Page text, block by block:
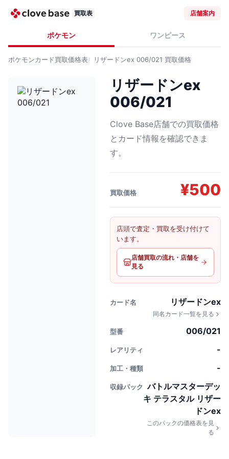
買取表 店舗案内
ポケモン ワンピース
ポケモンカード買取価格表 リザードンex 006/021 買取価格
リザードンex
006/021
Clove Base店舗での買取価格
とカード情報を確認できま
す。
買取価格 ¥500
店頭で査定・買取を受け付けて
います。
店舗買取の流れ・店舗を
見る
カード名 リザードンex
同名カード一覧を見る
型番 006/021
レアリティ -
加工・種類 -
収録パック
バトルマスターデッ
キ テラスタル リザー
ドンex
このパックの価格表を見
る